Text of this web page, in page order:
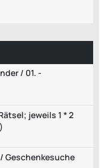
/ 01. -
jeweils 1 * 2
Geschenkesuche